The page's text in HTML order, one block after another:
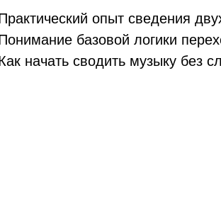
опыт сведения
базовой логики
начать сводить музыку без